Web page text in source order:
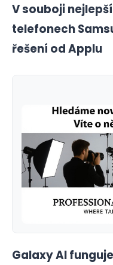
V souboji
telefonech
řešení od Applu
Galaxy AI